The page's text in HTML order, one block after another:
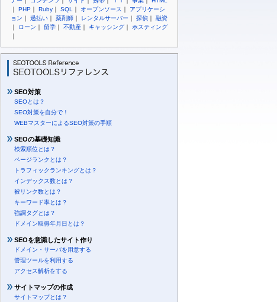
｜ PHP ｜ Ruby ｜ SQL ｜ オープンソース ｜ アプリケーシ
ョン ｜ 過払い ｜ 薬剤師 ｜ レンタルサーバー ｜ 探偵 ｜ 融資
｜ ローン ｜ 留学 ｜ 不動産 ｜ キャッシング ｜ ホスティング
｜
SEO対策
SEOとは？
SEO対策を自分で！
WEBマスターによるSEO対策の手順
SEOの基礎知識
検索順位とは？
ページランクとは？
トラフィックランキングとは？
インデックス数とは？
被リンク数とは？
キーワード率とは？
強調タグとは？
ドメイン取得年月日とは？
SEOを意識したサイト作り
ドメイン・サーバを用意する
管理ツールを利用する
アクセス解析をする
サイトマップの作成
サイトマップとは？